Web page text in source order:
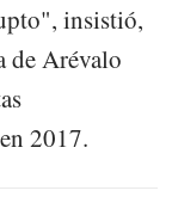
insistió,
de Arévalo
2017.